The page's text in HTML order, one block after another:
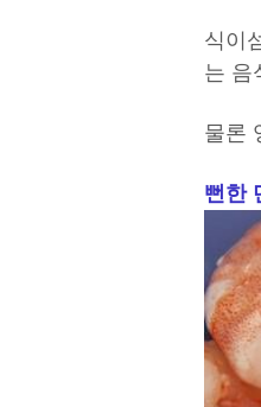
식이
는 음
물론
뻔한